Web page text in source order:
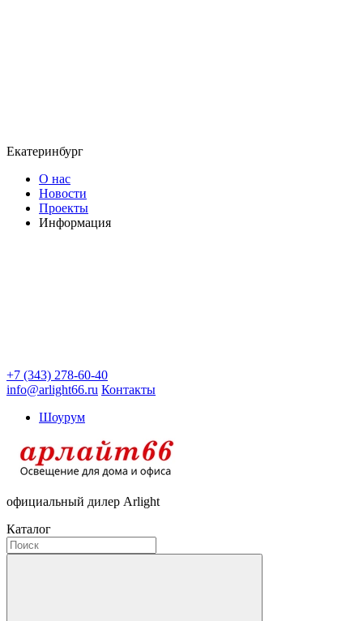
Екатеринбург
О нас
Новости
Проекты
Информация
+7 (343) 278-60-40
info@arlight66.ru Контакты
Шоурум
официальный дилер Arlight
Каталог